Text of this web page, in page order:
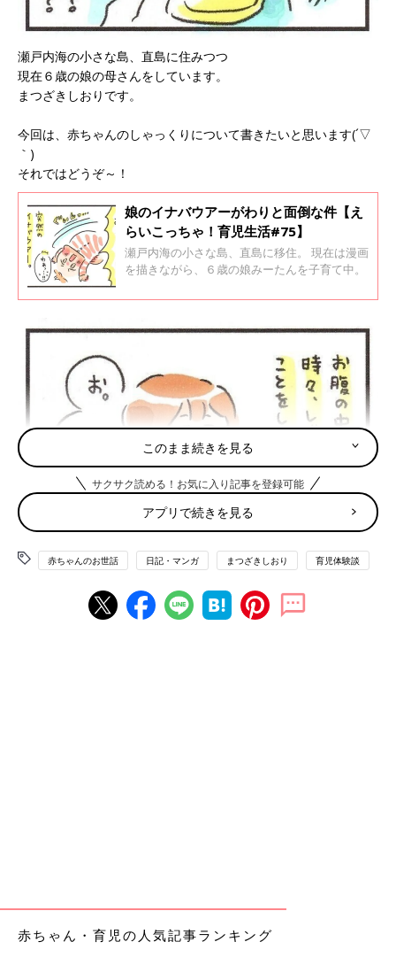
瀬戸内海の小さな島、直島に住みつつ
現在６歳の娘の母さんをしています。
まつざきしおりです。
今回は、赤ちゃんのしゃっくりについて書きたいと思います(´▽
｀)
それではどうぞ～！
娘のイナバウアーがわりと面倒な件【え
らいこっちゃ！育児生活#75】
瀬戸内海の小さな島、直島に移住。 現在は漫画
を描きながら、６歳の娘みーたんを子育て中。
このまま続きを見る
サクサク読める！お気に入り記事を登録可能
アプリで続きを見る
赤ちゃんのお世話 日記・マンガ まつざきしおり 育児体験談
赤ちゃん・育児の人気記事ランキング